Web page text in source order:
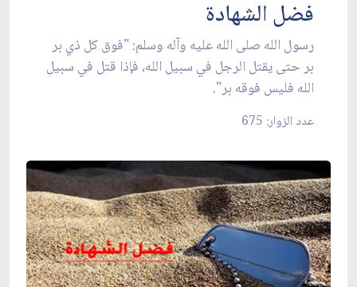
فضل الشهادة
رسول الله صلى الله عليه وآله وسلم: "فوق كل ذي بر
بر حتى يقتل الرجل في سبيل الله، فإذا قتل في سبيل
الله فليس فوقه بر".
عدد الزوار: 675